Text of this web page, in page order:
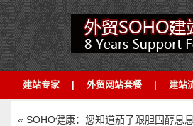
建站专家 外贸网站套餐 建站
« SOHO健康：您知道茄子跟胆固醇息息